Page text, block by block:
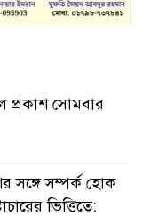
সোমবার
সঙ্গে সম্পর্ক হোক
ভিত্তিতে: